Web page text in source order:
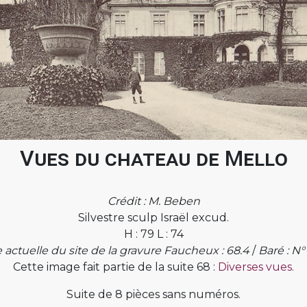
Vues du chateau de Mello
Crédit : M. Beben
Silvestre sculp Israël excud.
H : 79 L : 74
actuelle du site de la gravure Faucheux : 68.4/ Baré :
Cette image fait partie de la suite 68 : Diverses vues.
Suite de 8 pièces sans numéros.